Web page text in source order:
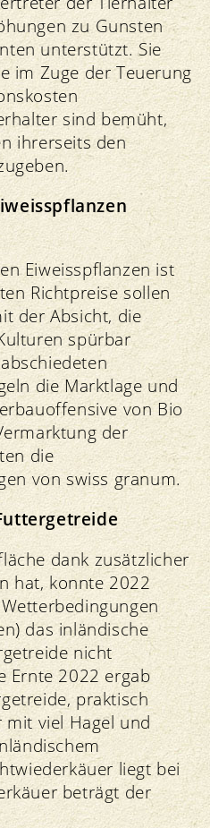
zu Gunsten
unterstützt. Sie
im Zuge der Teuerung
sind bemüht,
ihrerseits den
Eiweisspflanzen ist
Richtpreise sollen
der Absicht, die
spürbar
die Marktlage und
von Bio
der
die
von swiss granum.
dank zusätzlicher
hat, konnte 2022
das inländische
nicht
Ernte 2022 ergab
praktisch
viel Hagel und
liegt bei
beträgt der